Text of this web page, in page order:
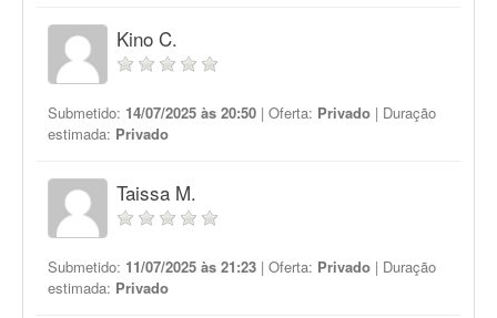
Kino C.
Submetido: 14/07/2025 às 20:50 | Oferta: Privado | Duração
estimada: Privado
Taissa M.
Submetido: 11/07/2025 às 21:23 | Oferta: Privado | Duração
estimada: Privado